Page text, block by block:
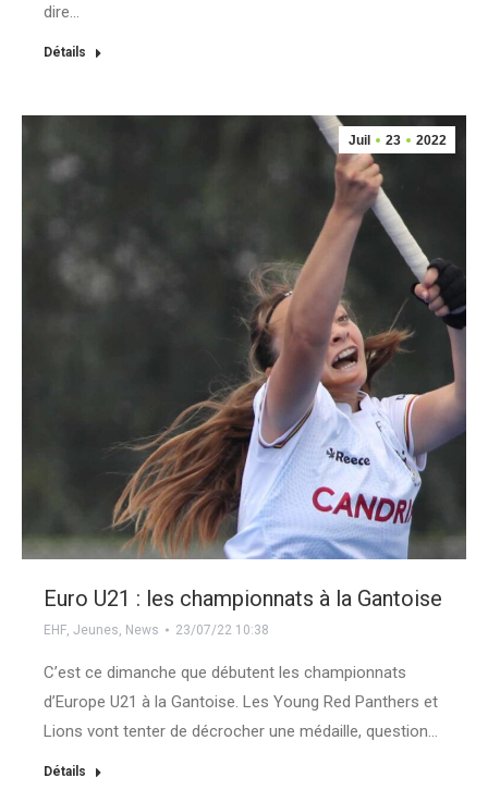
dire…
Détails
Juil 23 2022
Euro U21 : les championnats à la Gantoise
EHF, Jeunes, News 23/07/22 10:38
C’est ce dimanche que débutent les championnats
d’Europe U21 à la Gantoise. Les Young Red Panthers et
Lions vont tenter de décrocher une médaille, question…
Détails